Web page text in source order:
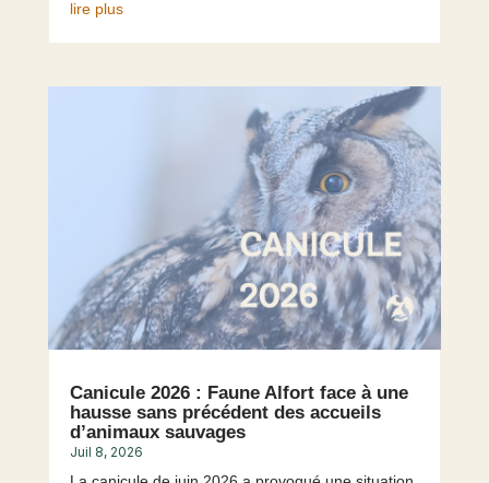
lire plus
Canicule 2026 : Faune Alfort face à une
hausse sans précédent des accueils
d’animaux sauvages
Juil 8, 2026